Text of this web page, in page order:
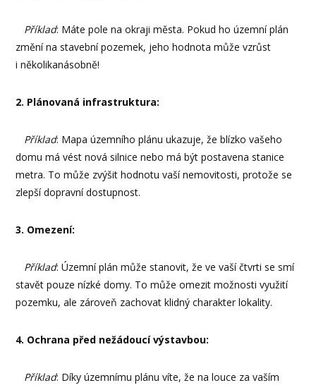
Příklad: Máte pole na okraji města. Pokud ho územní plán
změní na stavební pozemek, jeho hodnota může vzrůst
i několikanásobně!
2. Plánovaná infrastruktura:
Příklad: Mapa územního plánu ukazuje, že blízko vašeho
domu má vést nová silnice nebo má být postavena stanice
metra. To může zvýšit hodnotu vaší nemovitosti, protože se
zlepší dopravní dostupnost.
3. Omezení:
Příklad: Územní plán může stanovit, že ve vaší čtvrti se smí
stavět pouze nízké domy. To může omezit možnosti využití
pozemku, ale zároveň zachovat klidný charakter lokality.
4. Ochrana před nežádoucí výstavbou:
Příklad: Díky územnímu plánu víte, že na louce za vaším